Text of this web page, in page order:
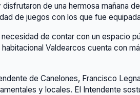
de una hermosa mañana
de juegos con los que fue
de contar con un espacio
Valdearcos cuenta con
de Canelones, Francisco
y locales. El Intendente